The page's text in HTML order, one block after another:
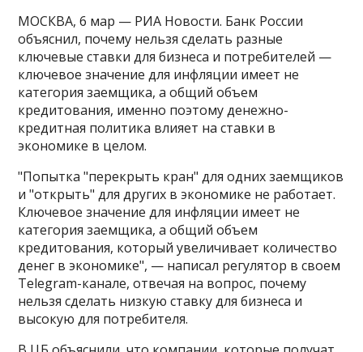
МОСКВА, 6 мар — РИА Новости. Банк России
объяснил, почему нельзя сделать разные
ключевые ставки для бизнеса и потребителей —
ключевое значение для инфляции имеет не
категория заемщика, а общий объем
кредитования, именно поэтому денежно-
кредитная политика влияет на ставки в
экономике в целом.
"Попытка "перекрыть кран" для одних заемщиков
и "открыть" для других в экономике не работает​​​.
Ключевое значение для инфляции имеет не
категория заемщика, а общий объем
кредитования, который увеличивает количество
денег в экономике", — написал регулятор в своем
Telegram-канале, отвечая на вопрос, почему
нельзя сделать низкую ставку для бизнеса и
высокую для потребителя.